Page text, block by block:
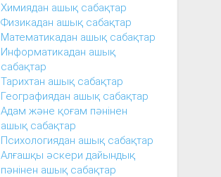
Химиядан ашық сабақтар
Физикадан ашық сабақтар
Математикадан ашық сабақтар
Информатикадан ашық
сабақтар
Тарихтан ашық сабақтар
Географиядан ашық сабақтар
Адам және қоғам пәнінен
ашық сабақтар
Психологиядан ашық сабақтар
Алғашқы әскери дайындық
пәнінен ашық сабақтар